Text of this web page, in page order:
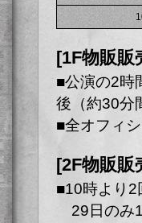
[1F物販販
■公演の2時
後（約30分
■全オフィ
[2F物販販
■10時より2
29日のみ1